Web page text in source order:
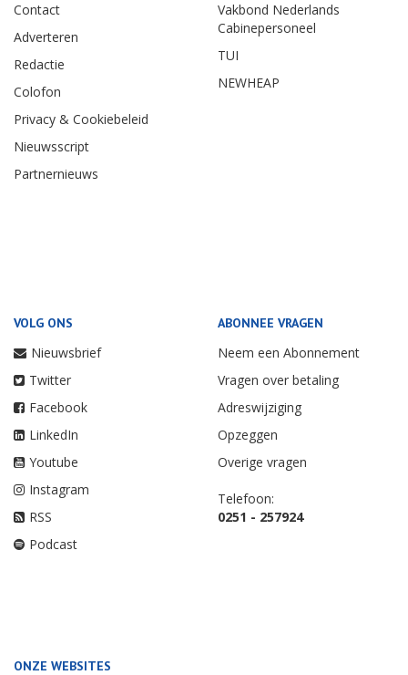
Contact
Adverteren
Redactie
Colofon
Privacy & Cookiebeleid
Nieuwsscript
Partnernieuws
Vakbond Nederlands
Cabinepersoneel
TUI
NEWHEAP
VOLG ONS
Nieuwsbrief
Twitter
Facebook
LinkedIn
Youtube
Instagram
RSS
Podcast
ABONNEE VRAGEN
Neem een Abonnement
Vragen over betaling
Adreswijziging
Opzeggen
Overige vragen
Telefoon:
0251 - 257924
ONZE WEBSITES